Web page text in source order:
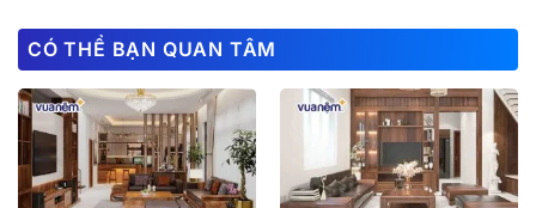
CÓ THỂ BẠN QUAN TÂM